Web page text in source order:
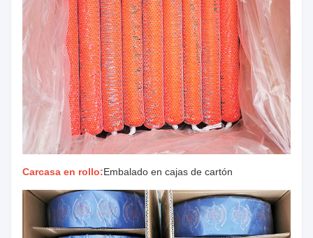
Carcasa en rollo:Embalado en cajas de cartón